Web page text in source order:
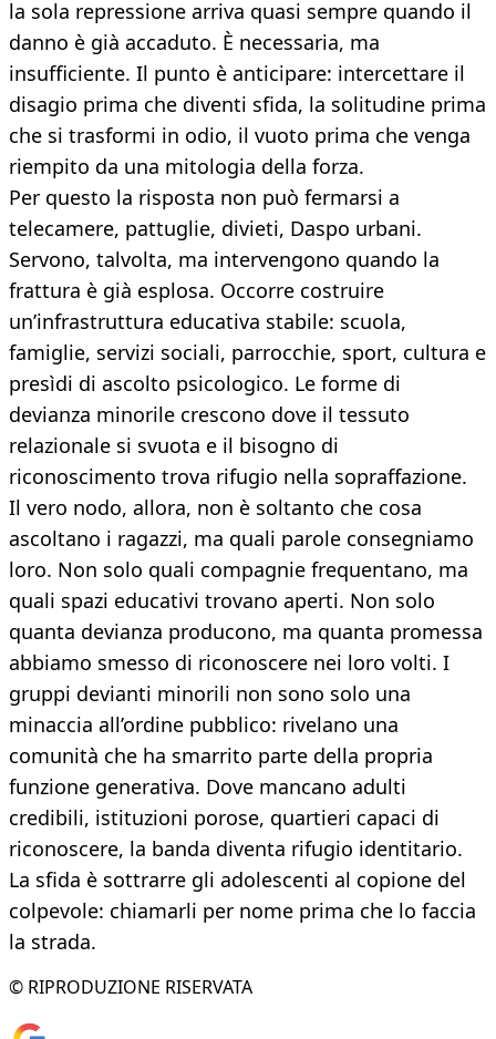
la sola repressione arriva quasi sempre quando il
danno è già accaduto. È necessaria, ma
insufficiente. Il punto è anticipare: intercettare il
disagio prima che diventi sfida, la solitudine prima
che si trasformi in odio, il vuoto prima che venga
riempito da una mitologia della forza.
Per questo la risposta non può fermarsi a
telecamere, pattuglie, divieti, Daspo urbani.
Servono, talvolta, ma intervengono quando la
frattura è già esplosa. Occorre costruire
un’infrastruttura educativa stabile: scuola,
famiglie, servizi sociali, parrocchie, sport, cultura e
presìdi di ascolto psicologico. Le forme di
devianza minorile crescono dove il tessuto
relazionale si svuota e il bisogno di
riconoscimento trova rifugio nella sopraffazione.
Il vero nodo, allora, non è soltanto che cosa
ascoltano i ragazzi, ma quali parole consegniamo
loro. Non solo quali compagnie frequentano, ma
quali spazi educativi trovano aperti. Non solo
quanta devianza producono, ma quanta promessa
abbiamo smesso di riconoscere nei loro volti. I
gruppi devianti minorili non sono solo una
minaccia all’ordine pubblico: rivelano una
comunità che ha smarrito parte della propria
funzione generativa. Dove mancano adulti
credibili, istituzioni porose, quartieri capaci di
riconoscere, la banda diventa rifugio identitario.
La sfida è sottrarre gli adolescenti al copione del
colpevole: chiamarli per nome prima che lo faccia
la strada.
© RIPRODUZIONE RISERVATA